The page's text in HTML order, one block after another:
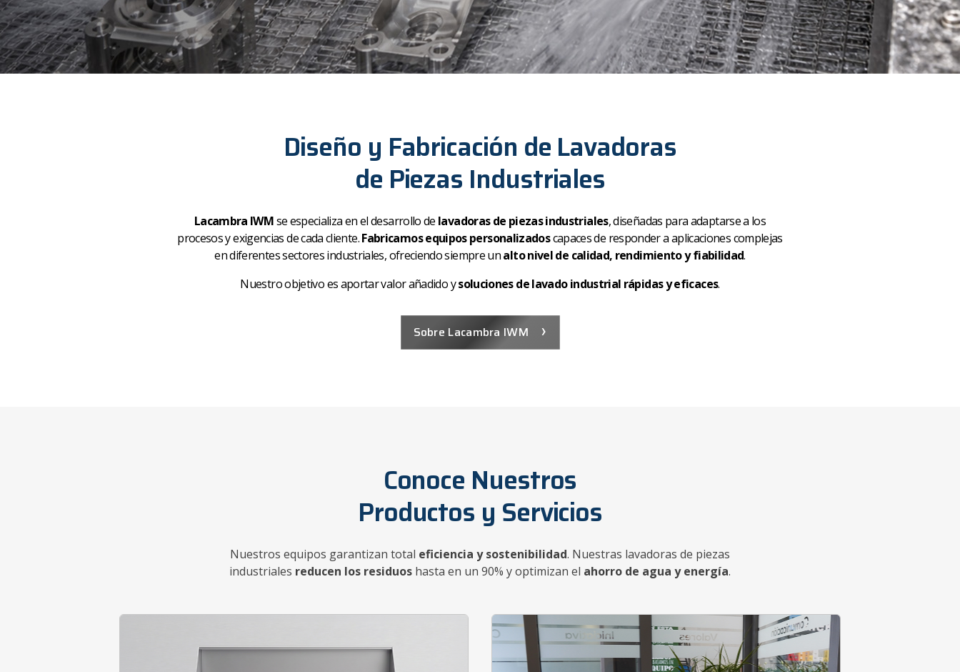
Diseño y Fabricación de Lavadoras
de Piezas Industriales
Lacambra IWMse especializa en el desarrollo de lavadoras de piezas industriales, diseñadas para adaptarse a los
procesos y exigencias de cada cliente.Fabricamos equipos personalizadoscapaces de responder a aplicaciones complejas
en diferentes sectores industriales, ofreciendo siempre unalto nivel de calidad, rendimiento y fiabilidad.
Nuestro objetivo es aportar valor añadido ysoluciones de lavado industrial rápidas y eficaces.
Sobre Lacambra IWM ›
Conoce Nuestros
Productos y Servicios
Nuestros equipos garantizan total eficiencia y sostenibilidad. Nuestras lavadoras de piezas
industriales reducen los residuos hasta en un 90% y optimizan el ahorro de agua y energía.